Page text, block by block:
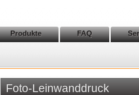
Produkte FAQ
Foto-Leinwanddruck